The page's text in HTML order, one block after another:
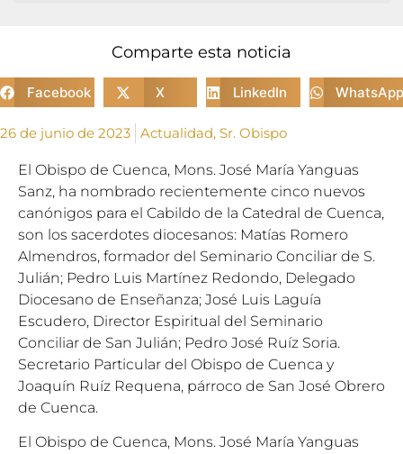
Comparte esta noticia
Facebook X LinkedIn WhatsApp
26 de junio de 2023 Actualidad, Sr. Obispo
El Obispo de Cuenca, Mons. José María Yanguas
Sanz, ha nombrado recientemente cinco nuevos
canónigos para el Cabildo de la Catedral de Cuenca,
son los sacerdotes diocesanos: Matías Romero
Almendros, formador del Seminario Conciliar de S.
Julián; Pedro Luis Martínez Redondo, Delegado
Diocesano de Enseñanza; José Luis Laguía
Escudero, Director Espiritual del Seminario
Conciliar de San Julián; Pedro José Ruíz Soria.
Secretario Particular del Obispo de Cuenca y
Joaquín Ruíz Requena, párroco de San José Obrero
de Cuenca.
El Obispo de Cuenca, Mons. José María Yanguas